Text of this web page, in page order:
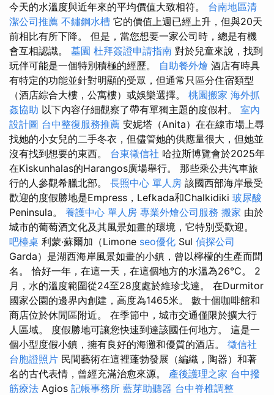
今天的水溫度與近年來的平均價值大致相符。 台南地區清
潔公司推薦 不鏽鋼水槽 它的價值上週已經上升，但與20天
前相比有所下降。 但是，當您想要一家公司時，總是有機
會互相認識。 墓園 杜拜簽證申請指南 對於兒童來說，找到
玩伴可能是一個特別積極的經歷。 自助餐外燴 酒店有時具
有特定的功能並針對明顯的受眾，但通常只區分住宿類型
（酒店綜合大樓，公寓樓）或娛樂選擇。 桃園搬家 海外抓
姦協助 以下內容仔細觀察了帶有單獨主題的度假村。 室內
設計圖 台中整復服務推薦 安妮塔（Anita）在在線市場上尋
找她的小女兒的二手冬衣，但儘管她的供應量很大，但她並
沒有找到想要的東西。 台東徵信社 哈拉斯博覽會於2025年
在Kiskunhalas的Harangos廣場舉行。 那些乘公共汽車旅
行的人參觀希臘北部。 長照中心 單人房 該國西部海岸最受
歡迎的度假勝地是Empress，Lefkada和Chalkidiki 玻尿酸
Peninsula。 養護中心 單人房 專業外燴公司服務 搬家 由於
城市的葡萄酒文化及其風景如畫的環境，它特別受歡迎。
吧檯桌 利蒙·蘇爾加（Limone seo優化 Sul 偵探公司
Garda）是湖西海岸風景如畫的小鎮，曾以檸檬的生產而聞
名。 恰好一年，在這一天，在這個地方的水溫為26°C。 2
月，水的溫度範圍從24至28度處於維珍戈達。 在Durmitor
國家公園的邊界內創建，高度為1465米。 數十個咖啡館和
商店位於休閒區附近。 在季節中，城市交通僅限於擴大行
人區域。 度假勝地可讓您快速到達該國任何地方。 這是一
個小型度假小鎮，擁有良好的海灘和優質的酒店。 徵信社
台胞證照片 民間藝術在這裡蓬勃發展（編織，陶器）和著
名的古代表情，曾經充滿治愈來源。 產後護理之家 台中撥
筋療法 Agios 記帳事務所 藍芽助聽器 台中脊椎調整